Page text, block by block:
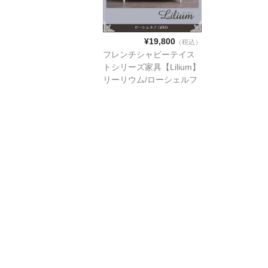
¥19,800 （税込）
フレンチシャビーテイス
トシリーズ家具【Lilium】
リーリウム/ローシェルフ